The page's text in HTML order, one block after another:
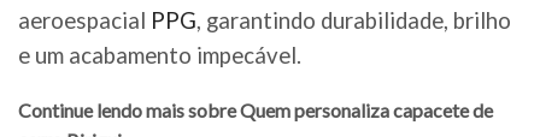
aeroespacial PPG, garantindo durabilidade, brilho
e um acabamento impecável.
Continue lendo mais sobre Quem personaliza capacete de